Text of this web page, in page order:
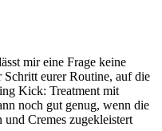
mir eine Frage keine
eurer Routine, auf die
Kick: Treatment mit
noch gut genug, wenn die
und Cremes zugekleistert